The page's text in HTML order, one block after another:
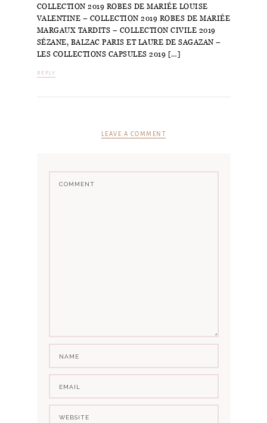
COLLECTION 2019 ROBES DE MARIÉE LOUISE
VALENTINE – COLLECTION 2019 ROBES DE MARIÉE
MARGAUX TARDITS – COLLECTION CIVILE 2019
SÉZANE, BALZAC PARIS ET LAURE DE SAGAZAN –
LES COLLECTIONS CAPSULES 2019 […]
REPLY
LEAVE A COMMENT